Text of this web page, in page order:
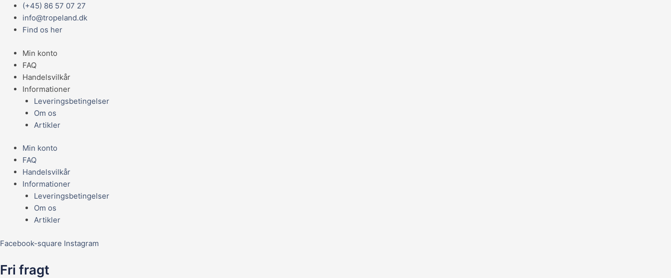
indholdet
(+45) 86 57 07 27
info@tropeland.dk
Find os her
Min konto
FAQ
Handelsvilkår
Informationer
Leveringsbetingelser
Om os
Artikler
Min konto
FAQ
Handelsvilkår
Informationer
Leveringsbetingelser
Om os
Artikler
Facebook-square Instagram
Fri fragt
Main
Menu
EXOTERRA
SWAMP
GLO
W
antal